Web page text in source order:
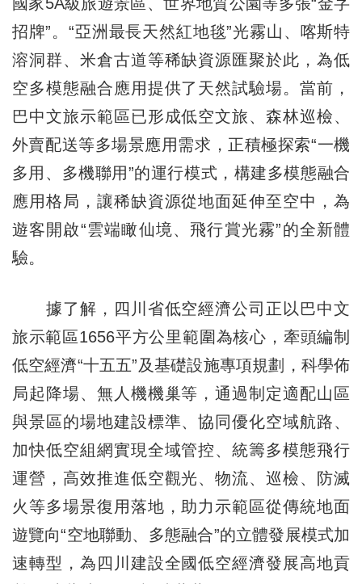
招牌”。“亞洲最長天然紅地毯”光霧山、喀斯特
溶洞群、米倉古道等稀缺資源匯聚於此，為低
空多模態融合應用提供了天然試驗場。當前，
巴中文旅示範區已形成低空文旅、森林巡檢、
外賣配送等多場景應用需求，正積極探索“一機
多用、多機聯用”的運行模式，構建多模態融合
應用格局，讓稀缺資源從地面延伸至空中，為
遊客開啟“雲端瞰仙境、飛行賞光霧”的全新體
驗。
據了解，四川省低空經濟公司正以巴中文
旅示範區1656平方公里範圍為核心，牽頭編制
低空經濟“十五五”及基礎設施專項規劃，科學佈
局起降場、無人機機巢等，通過制定適配山區
與景區的場地建設標準、協同優化空域航路、
加快低空組網實現全域管控、統籌多模態飛行
運營，高效推進低空觀光、物流、巡檢、防滅
火等多場景復用落地，助力示範區從傳統地面
遊覽向“空地聯動、多態融合”的立體發展模式加
速轉型，為四川建設全國低空經濟發展高地貢